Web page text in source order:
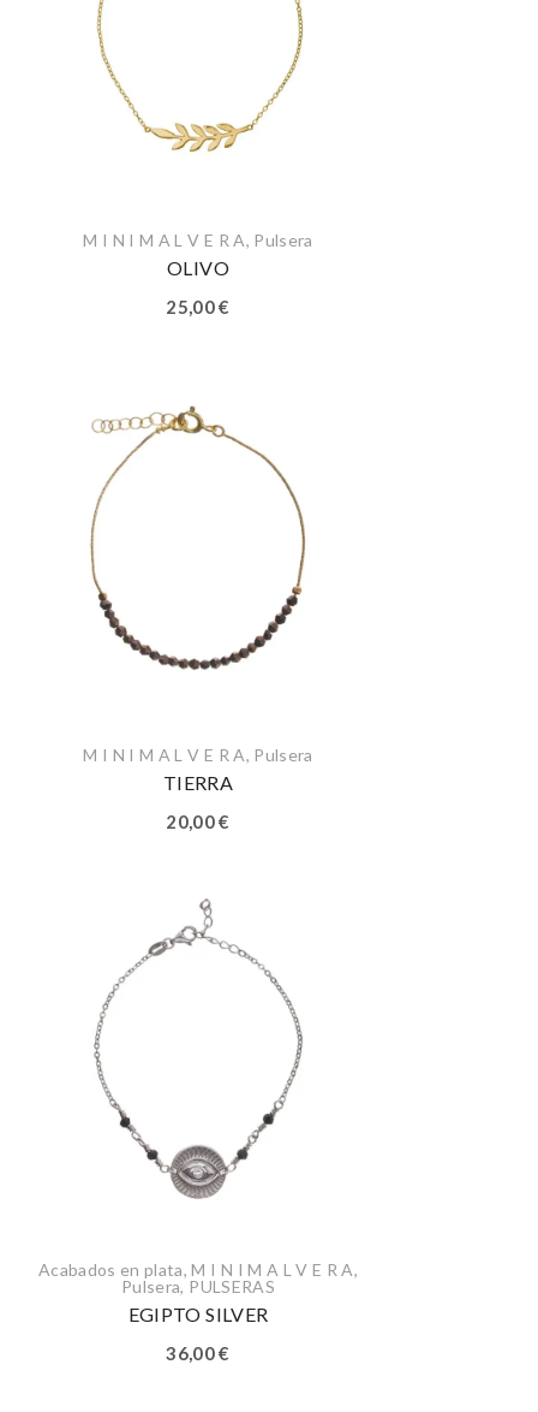
M I N I M A L V E R A, Pulsera
OLIVO
25,00€
M I N I M A L V E R A, Pulsera
TIERRA
20,00€
Acabados en plata,M I N I M A L V E R A,
Pulsera, PULSERAS
EGIPTO SILVER
36,00€